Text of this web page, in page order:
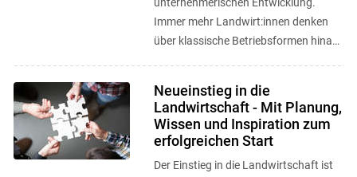
Immer mehr Landwirt:innen denken
über klassische Betriebsformen hinaus
Neueinstieg in die
Landwirtschaft - Mit Planung,
Wissen und Inspiration zum
erfolgreichen Start
Der Einstieg in die Landwirtschaft ist